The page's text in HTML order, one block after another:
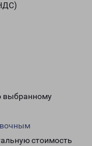
выбранному
стоимость